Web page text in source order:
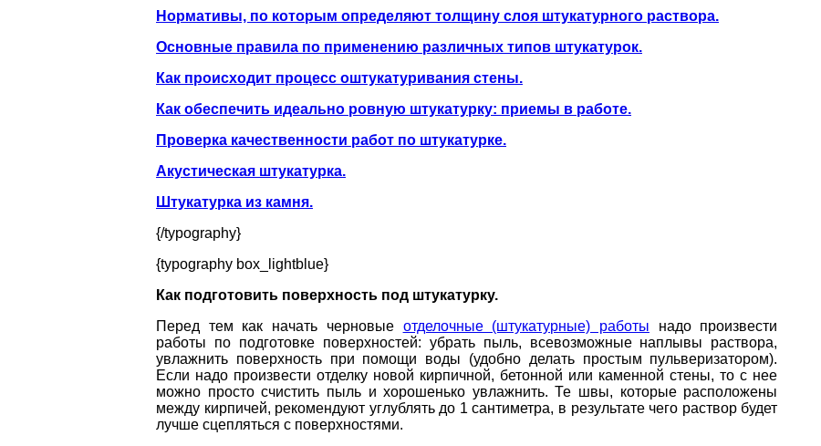
Нормативы, по которым определяют толщину слоя штукатурного раствора.
Основные правила по применению различных типов штукатурок.
Как происходит процесс оштукатуривания стены.
Как обеспечить идеально ровную штукатурку: приемы в работе.
Проверка качественности работ по штукатурке.
Акустическая штукатурка.
Штукатурка из камня.
{/typography}
{typography box_lightblue}
Как подготовить поверхность под штукатурку.
Перед тем как начать черновые отделочные (штукатурные) работы надо произвести
работы по подготовке поверхностей: убрать пыль, всевозможные наплывы раствора,
увлажнить поверхность при помощи воды (удобно делать простым пульверизатором).
Если надо произвести отделку новой кирпичной, бетонной или каменной стены, то с нее
можно просто счистить пыль и хорошенько увлажнить. Те швы, которые расположены
между кирпичей, рекомендуют углублять до 1 сантиметра, в результате чего раствор будет
лучше сцепляться с поверхностями.